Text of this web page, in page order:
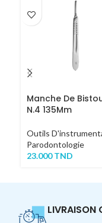
Manche De
N.4 135Mm
Outils
Parodontologie
23.000TND
LIVRAISON